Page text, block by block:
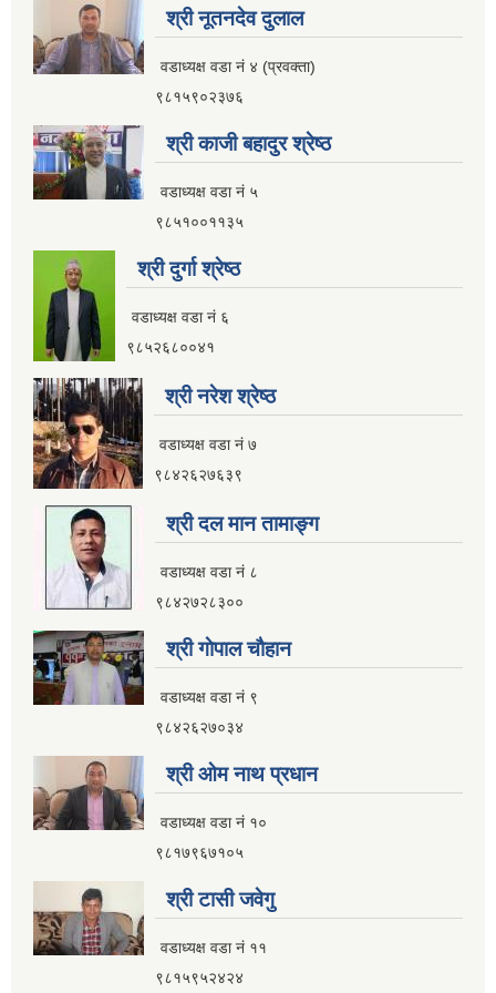
श्री नूतनदेव दुलाल
वडाध्यक्ष वडा नं ४ (प्रवक्ता)
९८१५९०२३७६
श्री काजी बहादुर श्रेष्ठ
वडाध्यक्ष वडा नं ५
९८५१००११३५
श्री दुर्गा श्रेष्ठ
वडाध्यक्ष वडा नं ६
९८५२६८००४१
श्री नरेश श्रेष्ठ
वडाध्यक्ष वडा नं ७
९८४२६२७६३९
श्री दल मान तामाङ्ग
वडाध्यक्ष वडा नं ८
९८४२७२८३००
श्री गाेपाल चाैहान
वडाध्यक्ष वडा नं ९
९८४२६२७०३४
श्री ओम नाथ प्रधान
वडाध्यक्ष वडा नं १०
९८१७९६७१०५
श्री टासी जवेगु
वडाध्यक्ष वडा नं ११
९८१५९५२४२४